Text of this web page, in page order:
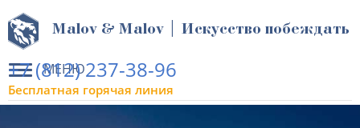
МЕНЮ
Malov & Malov | Искусство побеждать
+7 (812) 237-38-96
Бесплатная горячая линия